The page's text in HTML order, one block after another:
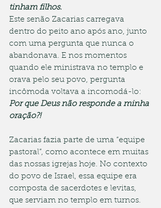
tinham filhos.
Este senão Zacarias carregava
dentro do peito ano após ano, junto
com uma pergunta que nunca o
abandonava. E nos momentos
quando ele ministrava no templo e
orava pelo seu povo, pergunta
incômoda voltava a incomodá-lo:
Por que Deus não responde a minha
oração?!
Zacarias fazia parte de uma “equipe
pastoral”, como acontece em muitas
das nossas igrejas hoje. No contexto
do povo de Israel, essa equipe era
composta de sacerdotes e levitas,
que serviam no templo em turnos.